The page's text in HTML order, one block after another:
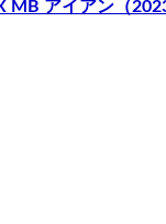
MB アイアン（